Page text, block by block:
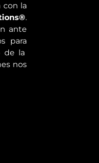
con la
.
ante
para
de la
nos